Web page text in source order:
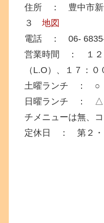
住所 ： 豊中市新
３地図
電話 ： 06-
営業時間 ： １２
（L.O）、１７：０
土曜ランチ ： ○
日曜ランチ ： △
チメニューは無、コ
定休日 ： 第２・